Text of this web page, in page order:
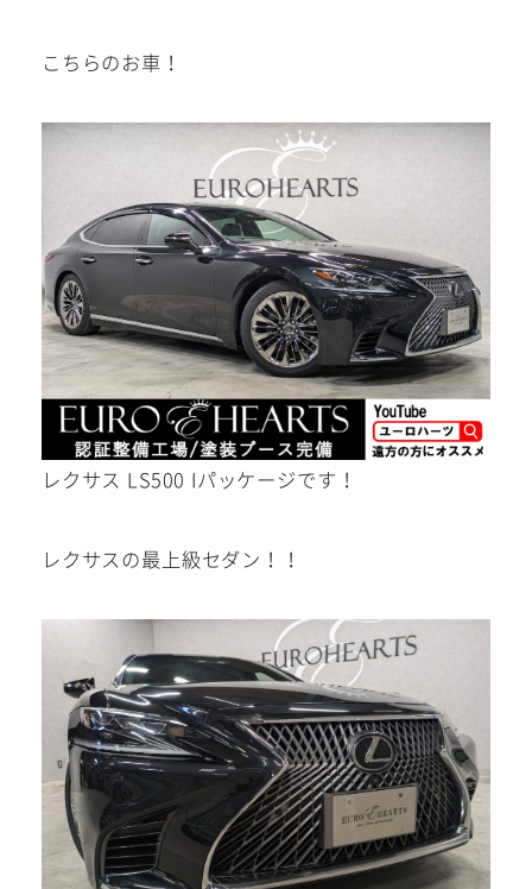
中!
メール
お電話
お気軽にお問い合わせください。
こちらのお車！
レクサス LS500 Iパッケージです！
レクサスの最上級セダン！！